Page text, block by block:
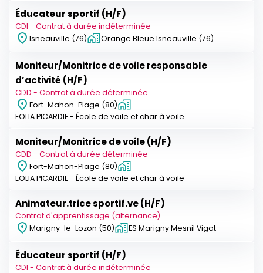
Éducateur sportif (H/F)
CDI - Contrat à durée indéterminée
Isneauville (76)
Orange Bleue Isneauville (76)
Moniteur/Monitrice de voile responsable
d’activité (H/F)
CDD - Contrat à durée déterminée
Fort-Mahon-Plage (80)
EOLIA PICARDIE - École de voile et char à voile
Moniteur/Monitrice de voile (H/F)
CDD - Contrat à durée déterminée
Fort-Mahon-Plage (80)
EOLIA PICARDIE - École de voile et char à voile
Animateur.trice sportif.ve (H/F)
Contrat d'apprentissage (alternance)
Marigny-le-Lozon (50)
ES Marigny Mesnil Vigot
Éducateur sportif (H/F)
CDI - Contrat à durée indéterminée